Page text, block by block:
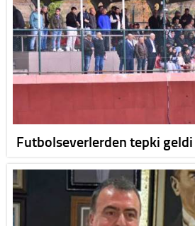
Futbolseverlerden tepki geldi